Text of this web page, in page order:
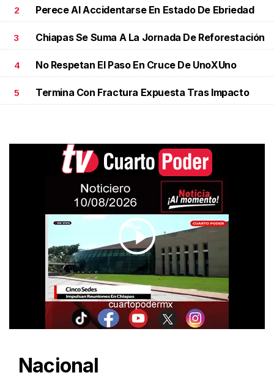
Nacional
2 Perece Al Accidentarse En Estado De Ebriedad
3 Chiapas Se Suma A La Jornada De Reforestación
4 No Respetan El Paso En Cruce De UnoXUno
5 Termina Con Fractura Expuesta Tras Impacto